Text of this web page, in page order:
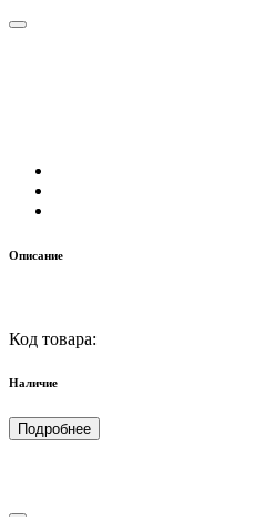
Описание
Код товара:
Наличие
Подробнее